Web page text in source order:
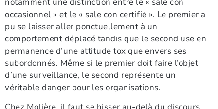
notamment une distinction entre le « sale con
occasionnel » et le « sale con certifié ». Le premier a
pu se laisser aller ponctuellement à un
comportement déplacé tandis que le second use en
permanence d’une attitude toxique envers ses
subordonnés. Même si le premier doit faire l’objet
d’une surveillance, le second représente un
véritable danger pour les organisations.
Chez Molière, il faut se hisser au-delà du discours